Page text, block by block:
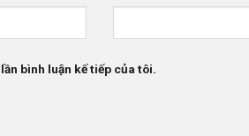
bình luận kế tiếp của tôi.